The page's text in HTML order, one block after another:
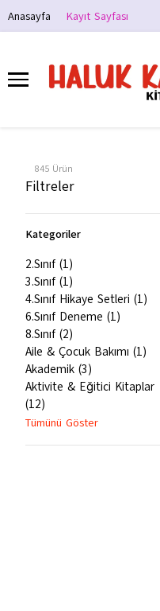
Anasayfa Kayıt Sayfası
845 Ürün
Filtreler
Kategoriler
2.Sınıf (1)
3.Sınıf (1)
4.Sınıf Hikaye Setleri (1)
6.Sınıf Deneme (1)
8.Sınıf (2)
Aile & Çocuk Bakımı (1)
Akademik (3)
Aktivite & Eğitici Kitaplar
(12)
Tümünü Göster